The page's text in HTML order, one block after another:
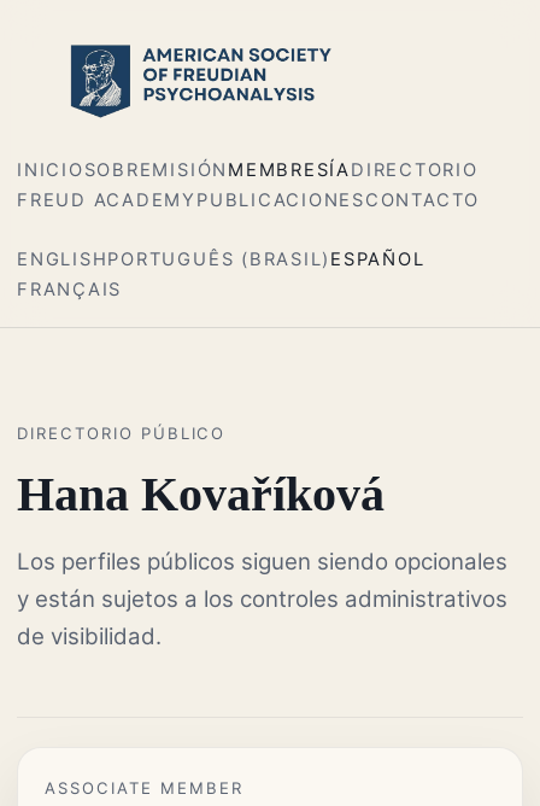
INICIOSOBREMISIÓN MEMBRESÍADIRECTORIO
FREUD ACADEMY PUBLICACIONESCONTACTO
ENGLISHPORTUGUÊS (BRASIL) ESPAÑOL
FRANÇAIS
DIRECTORIO PÚBLICO
Hana Kovaříková
Los perfiles públicos siguen siendo opcionales
y están sujetos a los controles administrativos
de visibilidad.
ASSOCIATE MEMBER